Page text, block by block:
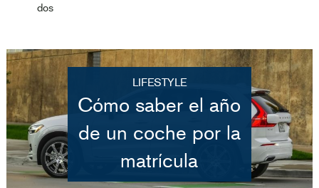
dos
LIFESTYLE
Cómo saber el año
de un coche por la
matrícula